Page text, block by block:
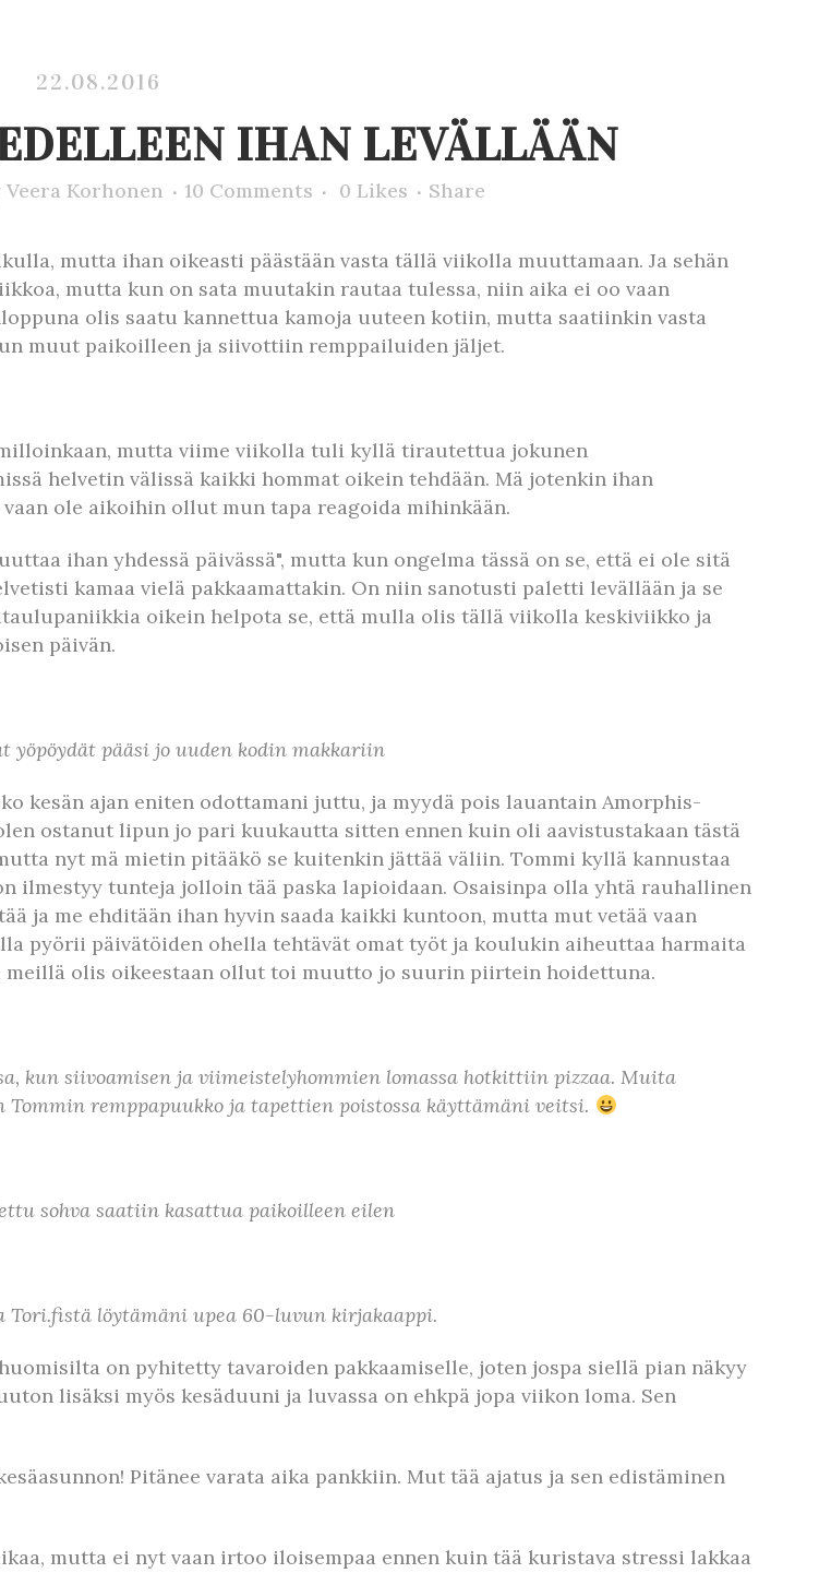
22.08.2016
IHAN LEVÄLLÄÄN
Veera Korhonen 10 Comments 0 Likes Share
mutta ihan oikeasti päästään vasta tällä viikolla muuttamaan. Ja sehän
mutta kun on sata muutakin rautaa tulessa, niin aika ei oo vaan
olis saatu kannettua kamoja uuteen kotiin, mutta saatiinkin vasta
muut paikoilleen ja siivottiin remppailuiden jäljet.
mutta viime viikolla tuli kyllä tirautettua jokunen
helvetin välissä kaikki hommat oikein tehdään. Mä jotenkin ihan
ole aikoihin ollut mun tapa reagoida mihinkään.
ihan yhdessä päivässä", mutta kun ongelma tässä on se, että ei ole sitä
kamaa vielä pakkaamattakin. On niin sanotusti paletti levällään ja se
oikein helpota se, että mulla olis tällä viikolla keskiviikko ja
päivän.
yöpöydät pääsi jo uuden kodin makkariin
kesän ajan eniten odottamani juttu, ja myydä pois lauantain Amorphis-
ostanut lipun jo pari kuukautta sitten ennen kuin oli aavistustakaan tästä
nyt mä mietin pitääkö se kuitenkin jättää väliin. Tommi kyllä kannustaa
ilmestyy tunteja jolloin tää paska lapioidaan. Osaisinpa olla yhtä rauhallinen
ja me ehditään ihan hyvin saada kaikki kuntoon, mutta mut vetää vaan
pyörii päivätöiden ohella tehtävät omat työt ja koulukin aiheuttaa harmaita
meillä olis oikeestaan ollut toi muutto jo suurin piirtein hoidettuna.
kun siivoamisen ja viimeistelyhommien lomassa hotkittiin pizzaa. Muita
remppapuukko ja tapettien poistossa käyttämäni veitsi.
sohva saatiin kasattua paikoilleen eilen
Tori.fistä löytämäni upea 60-luvun kirjakaappi.
on pyhitetty tavaroiden pakkaamiselle, joten jospa siellä pian näkyy
lisäksi myös kesäduuni ja luvassa on ehkpä jopa viikon loma. Sen
Pitänee varata aika pankkiin. Mut tää ajatus ja sen edistäminen
mutta ei nyt vaan irtoo iloisempaa ennen kuin tää kuristava stressi lakkaa